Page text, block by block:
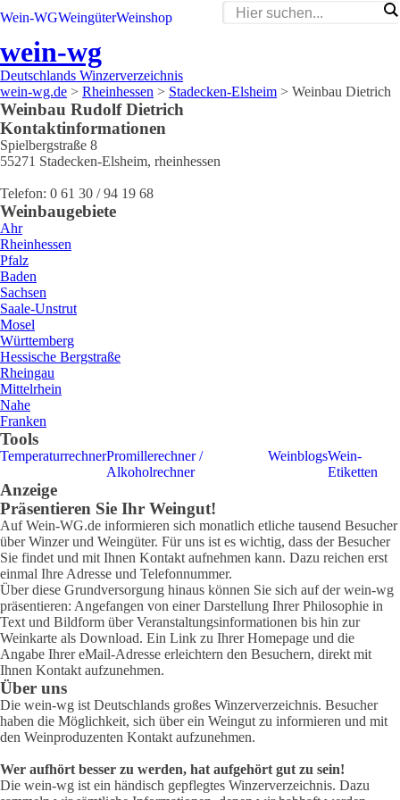
Wein-WGWeingüterWeinshop
wein-wg
Deutschlands Winzerverzeichnis
wein-wg.de > Rheinhessen > Stadecken-Elsheim > Weinbau Dietrich
Weinbau Rudolf Dietrich
Kontaktinformationen
Spielbergstraße 8
55271 Stadecken-Elsheim, rheinhessen
Telefon: 0 61 30 / 94 19 68
Weinbaugebiete
Ahr
Rheinhessen
Pfalz
Baden
Sachsen
Saale-Unstrut
Mosel
Württemberg
Hessische Bergstraße
Rheingau
Mittelrhein
Nahe
Franken
Tools
TemperaturrechnerPromillerechner /
Alkoholrechner
WeinblogsWein-
Etiketten
Anzeige
Präsentieren Sie Ihr Weingut!
Auf Wein-WG.de informieren sich monatlich etliche tausend Besucher
über Winzer und Weingüter. Für uns ist es wichtig, dass der Besucher
Sie findet und mit Ihnen Kontakt aufnehmen kann. Dazu reichen erst
einmal Ihre Adresse und Telefonnummer.
Über diese Grundversorgung hinaus können Sie sich auf der wein-wg
präsentieren: Angefangen von einer Darstellung Ihrer Philosophie in
Text und Bildform über Veranstaltungsinformationen bis hin zur
Weinkarte als Download. Ein Link zu Ihrer Homepage und die
Angabe Ihrer eMail-Adresse erleichtern den Besuchern, direkt mit
Ihnen Kontakt aufzunehmen.
Über uns
Die wein-wg ist Deutschlands großes Winzerverzeichnis. Besucher
haben die Möglichkeit, sich über ein Weingut zu informieren und mit
den Weinproduzenten Kontakt aufzunehmen.
Wer aufhört besser zu werden, hat aufgehört gut zu sein!
Die wein-wg ist ein händisch gepflegtes Winzerverzeichnis. Dazu